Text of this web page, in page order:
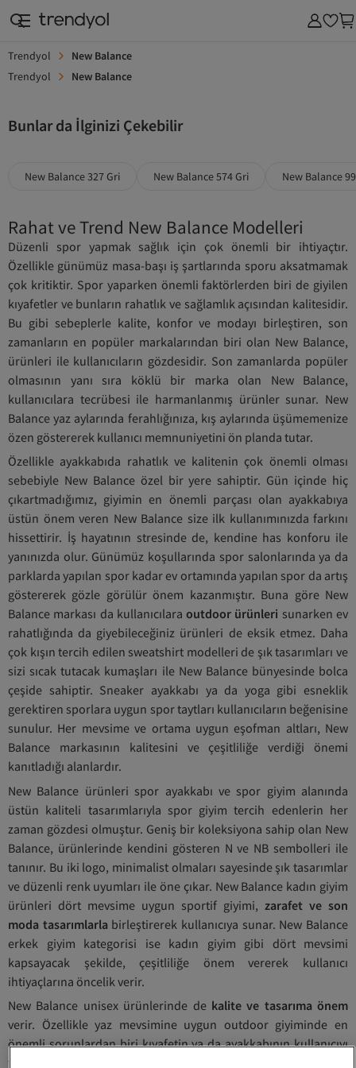
Trendyol
New Balance
Trendyol
New Balance
Bunlar da İlginizi Çekebilir
New Balance 327 Gri New Balance 574 Gri New Balance
Rahat ve Trend New Balance Modelleri
Düzenli spor yapmak sağlık için çok önemli bir ihtiyaçtır.
Özellikle günümüz masa-başı iş şartlarında sporu aksatmamak
çok kritiktir. Spor yaparken önemli faktörlerden biri de giyilen
kıyafetler ve bunların rahatlık ve sağlamlık açısından kalitesidir.
Bu gibi sebeplerle kalite, konfor ve modayı birleştiren, son
zamanların en popüler markalarından biri olan New Balance,
ürünleri ile kullanıcıların gözdesidir. Son zamanlarda popüler
olmasının yanı sıra köklü bir marka olan New Balance,
kullanıcılara tecrübesi ile harmanlanmış ürünler sunar. New
Balance yaz aylarında ferahlığınıza, kış aylarında üşümemenize
özen göstererek kullanıcı memnuniyetini ön planda tutar.
Özellikle ayakkabıda rahatlık ve kalitenin çok önemli olması
sebebiyle New Balance özel bir yere sahiptir. Gün içinde hiç
çıkartmadığımız, giyimin en önemli parçası olan ayakkabıya
üstün önem veren New Balance size ilk kullanımınızda farkını
hissettirir. İş hayatının stresinde de, kendine has konforu ile
yanınızda olur. Günümüz koşullarında spor salonlarında ya da
parklarda yapılan spor kadar ev ortamında yapılan spor da artış
göstererek gözle görülür önem kazanmıştır. Buna göre New
Balance markası da kullanıcılaraoutdoor ürünleri sunarken ev
rahatlığında da giyebileceğiniz ürünleri de eksik etmez. Daha
çok kışın tercih edilen sweatshirt modelleri de şık tasarımları ve
sizi sıcak tutacak kumaşları ile New Balance bünyesinde bolca
çeşide sahiptir. Sneaker ayakkabı ya da yoga gibi esneklik
gerektiren sporlara uygun spor taytları kullanıcıların beğenisine
sunulur. Her mevsime ve ortama uygun eşofman altları, New
Balance markasının kalitesini ve çeşitliliğe verdiği önemi
kanıtladığı alanlardır.
New Balance ürünleri spor ayakkabı ve spor giyim alanında
üstün kaliteli tasarımlarıyla spor giyim tercih edenlerin her
zaman gözdesi olmuştur. Geniş bir koleksiyona sahip olan New
Balance, ürünlerinde kendini gösteren N ve NB sembolleri ile
tanınır. Bu iki logo, minimalist olmaları sayesinde şık tasarımlar
ve düzenli renk uyumları ile öne çıkar. New Balance kadın giyim
ürünleri dört mevsime uygun sportif giyimi, zarafet ve son
moda tasarımlarla birleştirerek kullanıcıya sunar. New Balance
erkek giyim kategorisi ise kadın giyim gibi dört mevsimi
kapsayacak şekilde, çeşitliliğe önem vererek kullanıcı
ihtiyaçlarına öncelik verir.
New Balance unisex ürünlerinde de kalite ve tasarıma önem
verir. Özellikle yaz mevsimine uygun outdoor giyiminde en
önemli sorunlardan biri kıyafetin ya da ayakkabının kullanıcıyı
terletmesidir. Bu sorun pek çok kullanıcının canını sıkar ve ürün